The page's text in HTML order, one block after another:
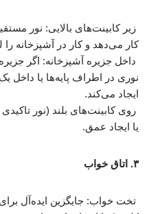
زیر کابینت‌های بالایی: نور
کار می‌دهد و کار در آشپزخانه
داخل جزیره آشپزخانه: اگر
نوری در اطراف پایه‌ها یا داخل
ایجاد می‌کند.
روی کابینت‌های بلند (نور
یا ایجاد عمق.
۳. اتاق خواب